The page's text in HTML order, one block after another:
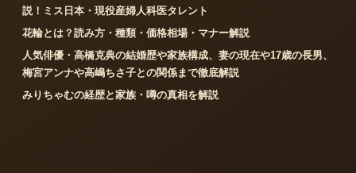
説！ミス日本・現役産婦人科医タレント
花輪とは？読み方・種類・価格相場・マナー解説
人気俳優・高橋克典の結婚歴や家族構成、妻の現在や17歳の長男、
梅宮アンナや高嶋ちさ子との関係まで徹底解説
みりちゃむの経歴と家族・噂の真相を解説